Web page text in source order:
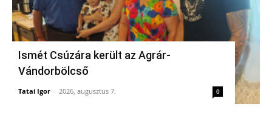
Ismét Csúzára került az Agrár-
Vándorbölcső
Tatai Igor - 2026, augusztus 7. 0